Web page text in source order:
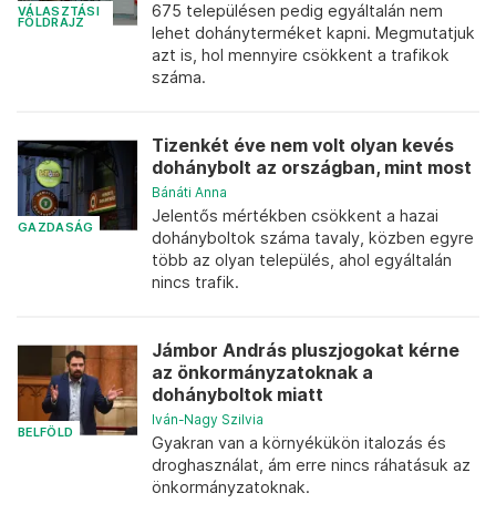
VÁLASZTÁSI
FÖLDRAJZ
675 településen pedig egyáltalán nem
lehet dohányterméket kapni. Megmutatjuk
azt is, hol mennyire csökkent a trafikok
száma.
GAZDASÁG
Tizenkét éve nem volt olyan kevés
dohánybolt az országban, mint most
Bánáti Anna
Jelentős mértékben csökkent a hazai
dohányboltok száma tavaly, közben egyre
több az olyan település, ahol egyáltalán
nincs trafik.
BELFÖLD
Jámbor András pluszjogokat kérne
az önkormányzatoknak a
dohányboltok miatt
Iván-Nagy Szilvia
Gyakran van a környékükön italozás és
droghasználat, ám erre nincs ráhatásuk az
önkormányzatoknak.